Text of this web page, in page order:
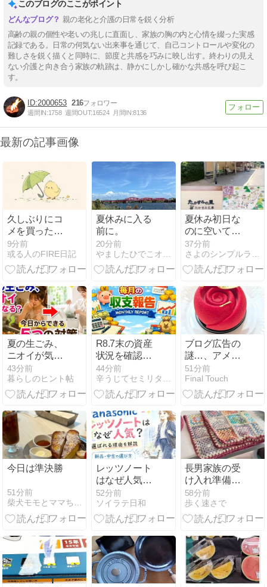
このブログのここがポイント
親の老化と介護の日常を鋭く分析
高齢の親の個性や老いの兆しに直面し、家族の胸の内と心情を綴った実感
記録である。日常の何気ない出来事を通じて、自己コントロールや変化の
難しさを鋭く描くと同時に、節度と共感を巧みに映し出す。終わりの見え
ない介護と向き合う家族の軌跡は、静かにしかし確かな共感を呼び起こ
す。
2000653 216
週間IN:1758 週間OUT:16524 月間IN:8136
最新の記事画像
久しぶりにコ
メを買った
（４）
9分前
或る人のFIRE日記
夏休みに入る
前に。
20分前
夏休み初日な
のに空いてい
た温泉での出
来事
37分前
夏の生ごみ、
ニオイが気に
なる…今日か
らできる5つ
の対策
43分前
暮らしのヒント帖
R8.7末の資産
状況を確認し
ました。
44分前
ブログ広告の
謎…、アメブ
ロ（笑）
51分前
Final Touch
今日は準決勝
51分前
レッツノート
はなぜ人気？
選ばれる理由
を解説｜頑丈
さの秘密と新
び方
52分前
ソイラテ日和
長男家族の受
け入れ準備は
無理しない｜
マルチ・カバ
ーが完成
58分前
歩く速さで